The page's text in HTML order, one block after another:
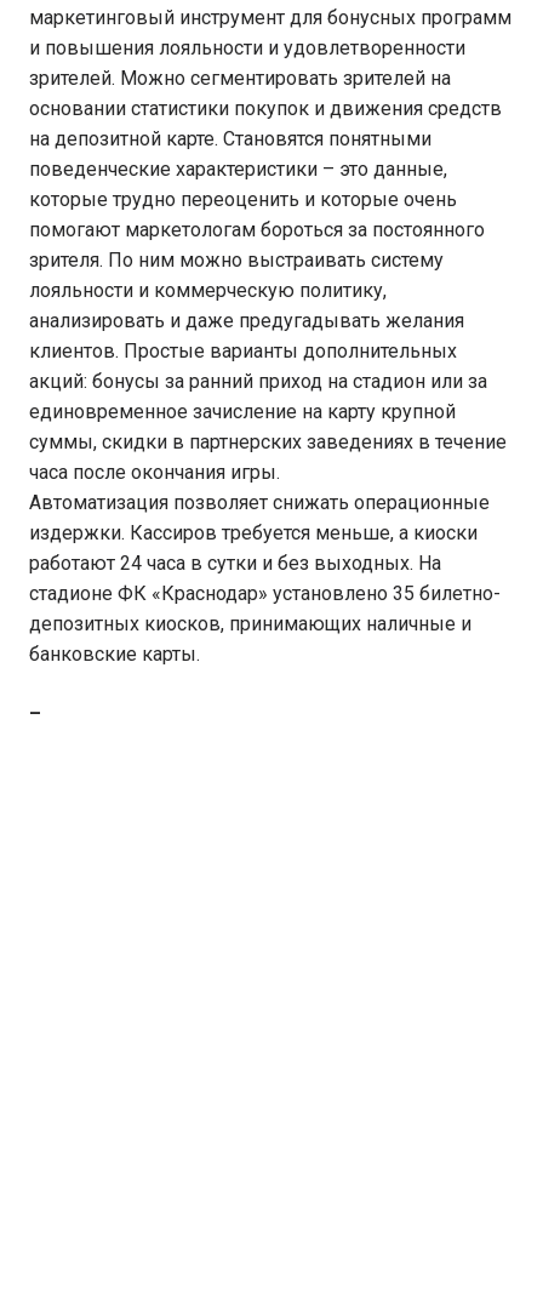
маркетинговый инструмент для бонусных программ
и повышения лояльности и удовлетворенности
зрителей. Можно сегментировать зрителей на
основании статистики покупок и движения средств
на депозитной карте. Становятся понятными
поведенческие характеристики – это данные,
которые трудно переоценить и которые очень
помогают маркетологам бороться за постоянного
зрителя. По ним можно выстраивать систему
лояльности и коммерческую политику,
анализировать и даже предугадывать желания
клиентов. Простые варианты дополнительных
акций: бонусы за ранний приход на стадион или за
единовременное зачисление на карту крупной
суммы, скидки в партнерских заведениях в течение
часа после окончания игры.
Автоматизация позволяет снижать операционные
издержки. Кассиров требуется меньше, а киоски
работают 24 часа в сутки и без выходных. На
стадионе ФК «Краснодар» установлено 35 билетно-
депозитных киосков, принимающих наличные и
банковские карты.
–